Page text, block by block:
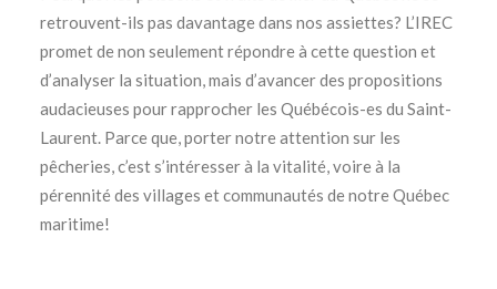
retrouvent-ils pas davantage dans nos assiettes? L’IREC
promet de non seulement répondre à cette question et
d’analyser la situation, mais d’avancer des propositions
audacieuses pour rapprocher les Québécois-es du Saint-
Laurent. Parce que, porter notre attention sur les
pêcheries, c’est s’intéresser à la vitalité, voire à la
pérennité des villages et communautés de notre Québec
maritime!